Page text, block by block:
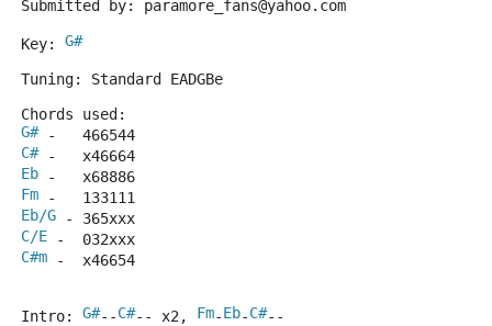
Submitted by: paramore_fans@yahoo.com
Key: G#
Tuning: Standard EADGBe
Chords used:
G# -   466544
C# -   x46664
Eb -   x68886
Fm -   133111
Eb/G - 365xxx
C/E -  032xxx
C#m -  x46654
Intro: G#--C#-- x2, Fm-Eb-C#--